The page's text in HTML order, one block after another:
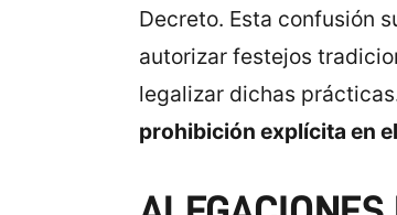
Decreto. Esta confusión
autorizar festejos
legalizar dichas
prohibición explícita en